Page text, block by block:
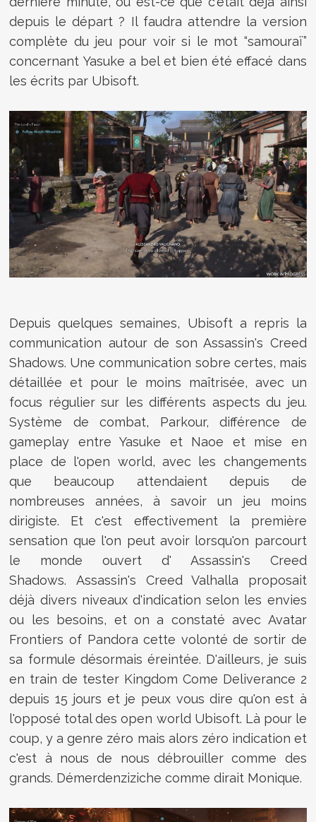
depuis le départ ? Il faudra attendre la version
complète du jeu pour voir si le mot “samouraï”
concernant Yasuke a bel et bien été effacé dans
les écrits par Ubisoft.
Depuis quelques semaines, Ubisoft a repris la
communication autour de son Assassin's Creed
Shadows. Une communication sobre certes, mais
détaillée et pour le moins maîtrisée, avec un
focus régulier sur les différents aspects du jeu.
Système de combat, Parkour, différence de
gameplay entre Yasuke et Naoe et mise en
place de l'open world, avec les changements
que beaucoup attendaient depuis de
nombreuses années, à savoir un jeu moins
dirigiste. Et c'est effectivement la première
sensation que l'on peut avoir lorsqu'on parcourt
le monde ouvert d' Assassin's Creed
Shadows. Assassin's Creed Valhalla proposait
déjà divers niveaux d'indication selon les envies
ou les besoins, et on a constaté avec Avatar
Frontiers of Pandora cette volonté de sortir de
sa formule désormais éreintée. D'ailleurs, je suis
en train de tester Kingdom Come Deliverance 2
depuis 15 jours et je peux vous dire qu'on est à
l'opposé total des open world Ubisoft. Là pour le
coup, y a genre zéro mais alors zéro indication et
c'est à nous de nous débrouiller comme des
grands. Démerdenziziche comme dirait Monique.